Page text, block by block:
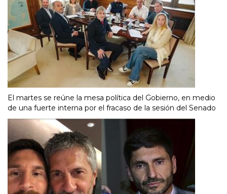
El martes se reúne la mesa política del Gobierno, en medio
de una fuerte interna por el fracaso de la sesión del Senado